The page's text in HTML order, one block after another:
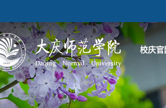
校庆官